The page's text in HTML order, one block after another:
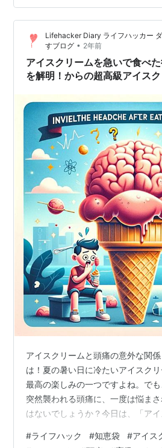
たりそんなに高くないものがこち
らい高く手が出ないというものも
つがアイスクリームです。 厳密に
が全部高いわけではあり…
Lifehacker Diary ライフハッカー
すブログ • 2年前
アイスクリームを急いで食べ
を解明！からの超高級アイス
アイスクリームと頭痛の意外な関
は！夏の暑い日に冷たいアイスクリ
最高の楽しみの一つですよね。で
突然襲われる頭痛に、一度は悩ま
はないでしょうか？今日は、「ア
スクリーム頭痛の原因 頭痛を避け
#ライフハック #知恵袋 #アイス